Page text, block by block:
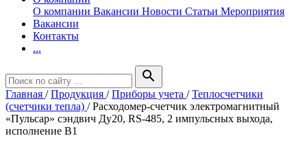
О компании Вакансии Новости Статьи Мероприятия
Вакансии
Контакты
...
search
Главная /Продукция /Приборы учета /Теплосчетчики
(счетчики тепла) /Расходомер-счетчик электромагнитный
«Пульсар» сэндвич Ду20, RS-485, 2 импульсных выхода,
исполнение В1